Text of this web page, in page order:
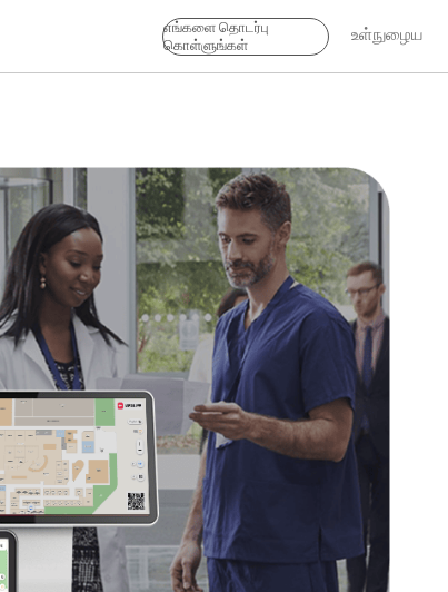
எங்களை தொடர்பு
கொள்ளுங்கள்
உள்நுழைய